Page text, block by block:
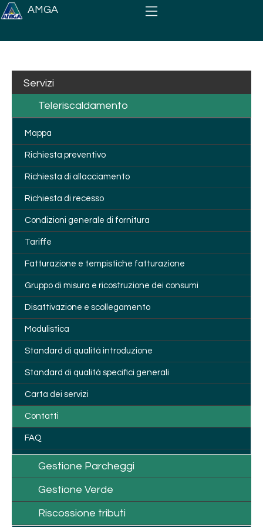
Salta al contenuto principale
AMGA
Servizi
Teleriscaldamento
Mappa
Richiesta preventivo
Richiesta di allacciamento
Richiesta di recesso
Condizioni generale di fornitura
Tariffe
Fatturazione e tempistiche fatturazione
Gruppo di misura e ricostruzione dei consumi
Disattivazione e scollegamento
Modulistica
Standard di qualità introduzione
Standard di qualità specifici generali
Carta dei servizi
Contatti
FAQ
Gestione Parcheggi
Gestione Verde
Riscossione tributi